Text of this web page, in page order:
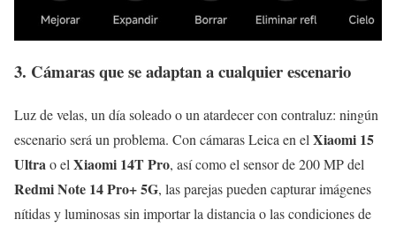
3. Cámaras que se adaptan a cualquier escenario
Luz de velas, un día soleado o un atardecer con contraluz: ningún
escenario será un problema. Con cámaras Leica en el Xiaomi 15
Ultrao el Xiaomi 14T Pro, así como el sensor de 200 MP del
Redmi Note 14 Pro+ 5G, las parejas pueden capturar imágenes
nítidas y luminosas sin importar la distancia o las condiciones de